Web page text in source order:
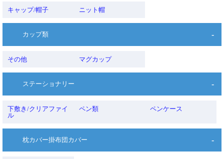
キャップ/帽子 ニット帽
カップ類
その他 マグカップ
ステーショナリー
下敷き/クリアファイ
ル
ペン類 ペンケース
枕カバー掛布団カバー